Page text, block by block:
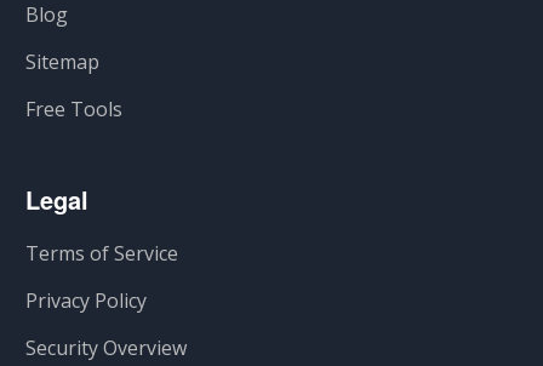
Blog
Sitemap
Free Tools
Legal
Terms of Service
Privacy Policy
Security Overview